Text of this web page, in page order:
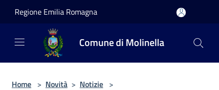
Regione Emilia Romagna
Comune di Molinella
Home > Novità > Notizie >